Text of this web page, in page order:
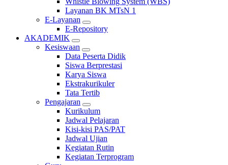
Layanan BK MTsN 1
E-Layanan
E-Repository
AKADEMIK
Kesiswaan
Data Peserta Didik
Siswa Berprestasi
Karya Siswa
Ekstrakurikuler
Tata Tertib
Pengajaran
Kurikulum
Jadwal Pelajaran
Kisi-kisi PAS/PAT
Jadwal Ujian
Kegiatan Rutin
Kegiatan Terprogram